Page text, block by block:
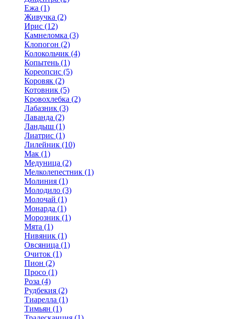
Ежа (1)
Живучка (2)
Ирис (12)
Камнеломка (3)
Клопогон (2)
Колокольчик (4)
Копытень (1)
Кореопсис (5)
Коровяк (2)
Котовник (5)
Кровохлебка (2)
Лабазник (3)
Лаванда (2)
Ландыш (1)
Лиатрис (1)
Лилейник (10)
Мак (1)
Медуница (2)
Мелколепестник (1)
Молиния (1)
Молодило (3)
Молочай (1)
Монарда (1)
Морозник (1)
Мята (1)
Нивяник (1)
Овсяница (1)
Очиток (1)
Пион (2)
Просо (1)
Роза (4)
Рудбекия (2)
Тиарелла (1)
Тимьян (1)